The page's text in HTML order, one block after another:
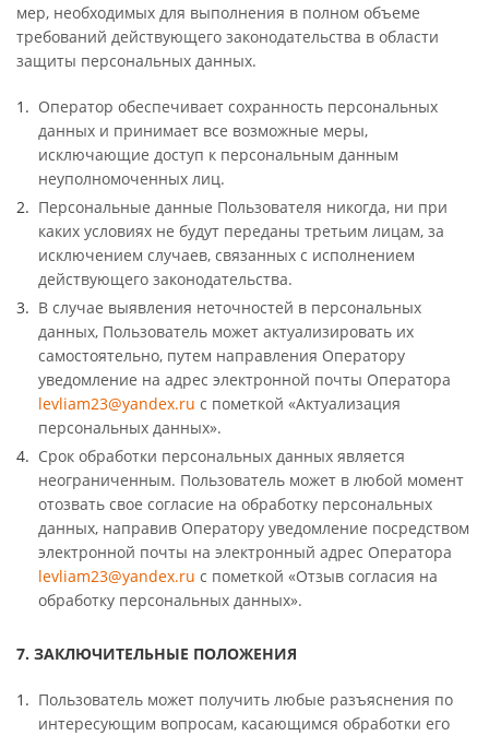
мер, необходимых для выполнения в полном объеме
требований действующего законодательства в области
защиты персональных данных.
Оператор обеспечивает сохранность персональных
данных и принимает все возможные меры,
исключающие доступ к персональным данным
неуполномоченных лиц.
Персональные данные Пользователя никогда, ни при
каких условиях не будут переданы третьим лицам, за
исключением случаев, связанных с исполнением
действующего законодательства.
В случае выявления неточностей в персональных
данных, Пользователь может актуализировать их
самостоятельно, путем направления Оператору
уведомление на адрес электронной почты Оператора
levliam23@yandex.ru с пометкой «Актуализация
персональных данных».
Срок обработки персональных данных является
неограниченным. Пользователь может в любой момент
отозвать свое согласие на обработку персональных
данных, направив Оператору уведомление посредством
электронной почты на электронный адрес Оператора
levliam23@yandex.ru с пометкой «Отзыв согласия на
обработку персональных данных».
7. ЗАКЛЮЧИТЕЛЬНЫЕ ПОЛОЖЕНИЯ
Пользователь может получить любые разъяснения по
интересующим вопросам, касающимся обработки его